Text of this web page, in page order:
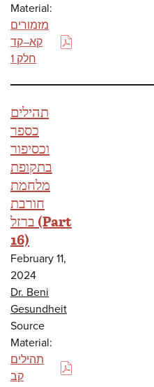
Material:
מזמורים
קא–קד
חלק 1
(PDF)
תהילים
כספר
וכסיפור
בתקופת
מלחמת
חורבת
ברזל (Part
16)
February 11,
2024
Dr. Beni
Gesundheit
Source
Material:
תהילים
קב
(PDF)